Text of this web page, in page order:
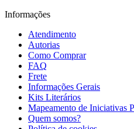
Informações
Atendimento
Autorias
Como Comprar
FAQ
Frete
Informações Gerais
Kits Literários
Mapeamento de Iniciativas
Quem somos?